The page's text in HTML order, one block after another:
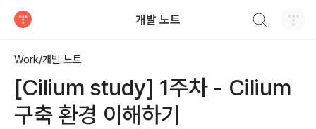
개발 노트
Work/개발 노트
[Cilium study] 1주차 - Cilium
구축 환경 이해하기